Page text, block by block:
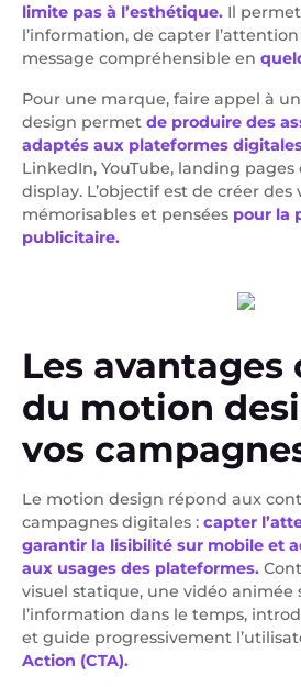
limite pas à l’esthétique. Il
l’information, de capter
message compréhensible en
Pour une marque, faire appel à
design permet de produire des
adaptés aux plateformes
LinkedIn, YouTube, landing
display. L’objectif est de créer des
mémorisables et pensées pour la
publicitaire.
Les avantages
du motion
vos
Le motion design répond aux
campagnes digitales : capter
garantir la lisibilité sur mobile et
aux usages des plateformes.
visuel statique, une vidéo animée
l’information dans le temps,
et guide progressivement
Action (CTA).